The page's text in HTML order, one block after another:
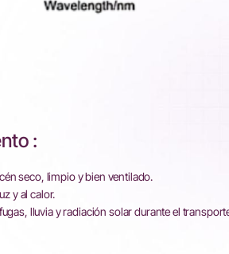
:
seco, limpio y bien ventilado.
y al calor.
lluvia y radiación solar durante el